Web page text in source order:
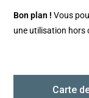
Bon plan ! Vous
une utilisation hors